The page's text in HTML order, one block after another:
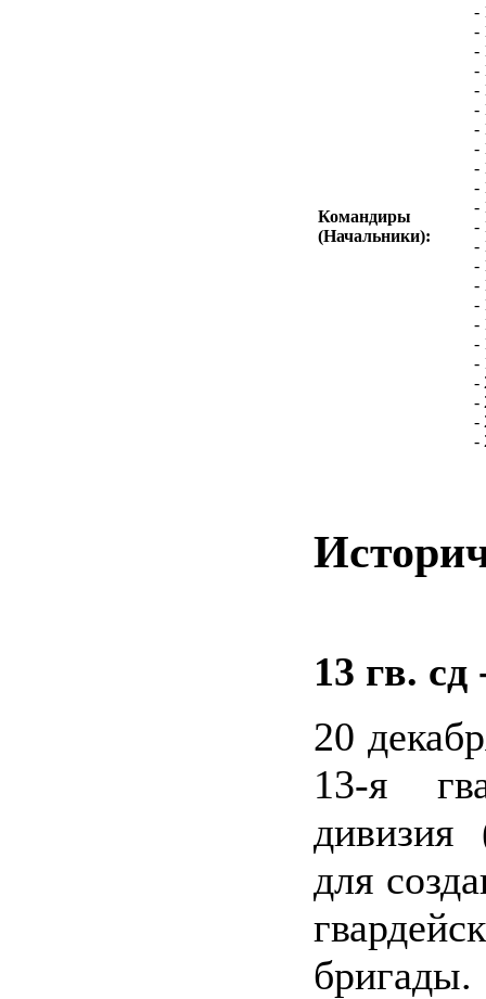
Командиры
(Начальники):
-
-
-
-
-
-
-
-
-
-
-
-
-
-
-
-
-
-
-
-
-
-
-
13 гв. сд
20
13-я
дивизия
для
бригады.